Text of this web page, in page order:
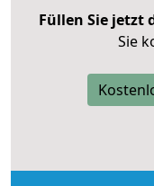
Füllen Sie jetzt
Sie